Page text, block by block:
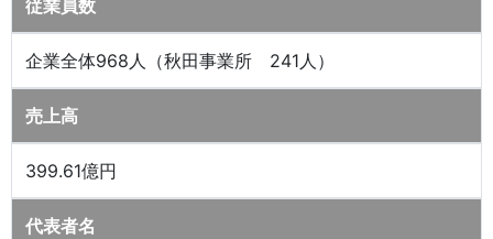
従業員数
企業全体968人（秋田事業所 241人）
売上高
399.61億円
代表者名